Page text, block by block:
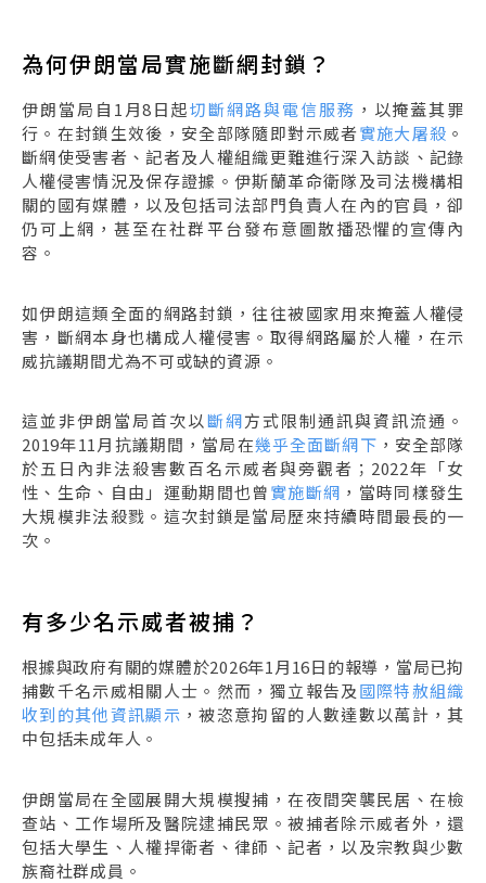
為何伊朗當局實施斷網封鎖？
伊朗當局自1月8日起切斷網路與電信服務 ，以掩蓋其罪
行。在封鎖生效後，安全部隊隨即對示威者實施大屠殺 。
斷網使受害者、記者及人權組織更難進行深入訪談、記錄
人權侵害情況及保存證據。伊斯蘭革命衛隊及司法機構相
關的國有媒體，以及包括司法部門負責人在內的官員，卻
仍可上網，甚至在社群平台發布意圖散播恐懼的宣傳內
容。
如伊朗這類全面的網路封鎖，往往被國家用來掩蓋人權侵
害，斷網本身也構成人權侵害。取得網路屬於人權，在示
威抗議期間尤為不可或缺的資源。
這並非伊朗當局首次以斷網方式限制通訊與資訊流通。
2019年11月抗議期間，當局在幾乎全面斷網下 ，安全部隊
於五日內非法殺害數百名示威者與旁觀者；2022年「女
性、生命、自由」運動期間也曾實施斷網 ，當時同樣發生
大規模非法殺戮。這次封鎖是當局歷來持續時間最長的一
次。
有多少名示威者被捕？
根據與政府有關的媒體於2026年1月16日的報導，當局已拘
捕數千名示威相關人士。然而，獨立報告及國際特赦組織
收到的其他資訊顯示 ，被恣意拘留的人數達數以萬計，其
中包括未成年人。
伊朗當局在全國展開大規模搜捕，在夜間突襲民居、在檢
查站、工作場所及醫院逮捕民眾。被捕者除示威者外，還
包括大學生、人權捍衛者、律師、記者，以及宗教與少數
族裔社群成員。